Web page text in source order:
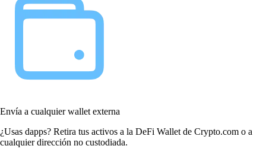
Envía a cualquier wallet externa
¿Usas dapps? Retira tus activos a la DeFi Wallet de Crypto.com o a
cualquier dirección no custodiada.